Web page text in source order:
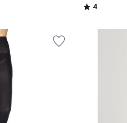
4
/